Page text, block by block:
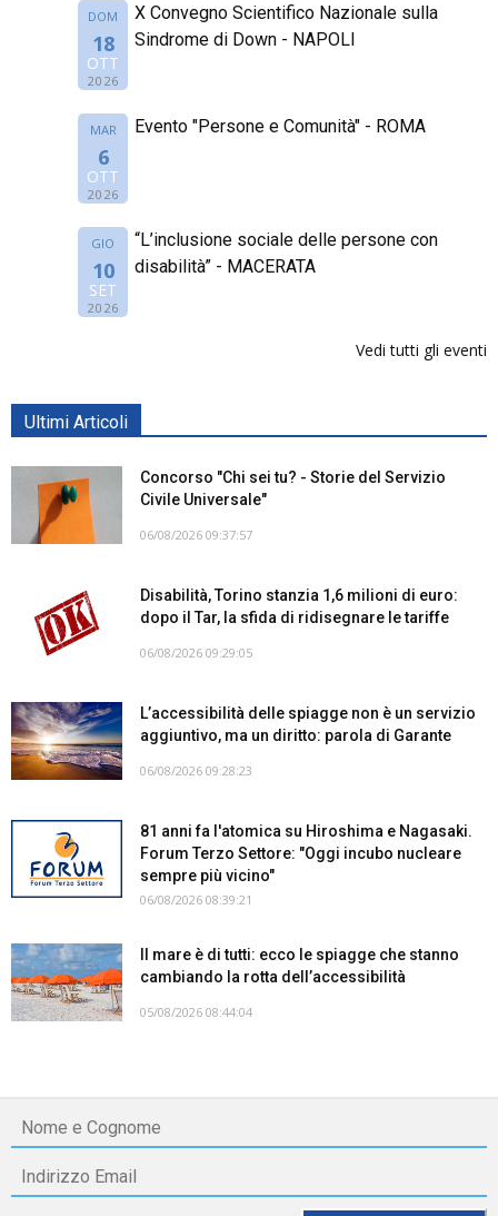
DOM
18
OTT
2026
X Convegno Scientifico Nazionale sulla
Sindrome di Down - NAPOLI
MAR
6
OTT
2026
Evento "Persone e Comunità" - ROMA
GIO
10
SET
2026
“L’inclusione sociale delle persone con
disabilità” - MACERATA
Vedi tutti gli eventi
Ultimi Articoli
Concorso "Chi sei tu? - Storie del Servizio
Civile Universale"
06/08/2026 09:37:57
Disabilità, Torino stanzia 1,6 milioni di euro:
dopo il Tar, la sfida di ridisegnare le tariffe
06/08/2026 09:29:05
L’accessibilità delle spiagge non è un servizio
aggiuntivo, ma un diritto: parola di Garante
06/08/2026 09:28:23
81 anni fa l'atomica su Hiroshima e Nagasaki.
Forum Terzo Settore: "Oggi incubo nucleare
sempre più vicino"
06/08/2026 08:39:21
Il mare è di tutti: ecco le spiagge che stanno
cambiando la rotta dell’accessibilità
05/08/2026 08:44:04